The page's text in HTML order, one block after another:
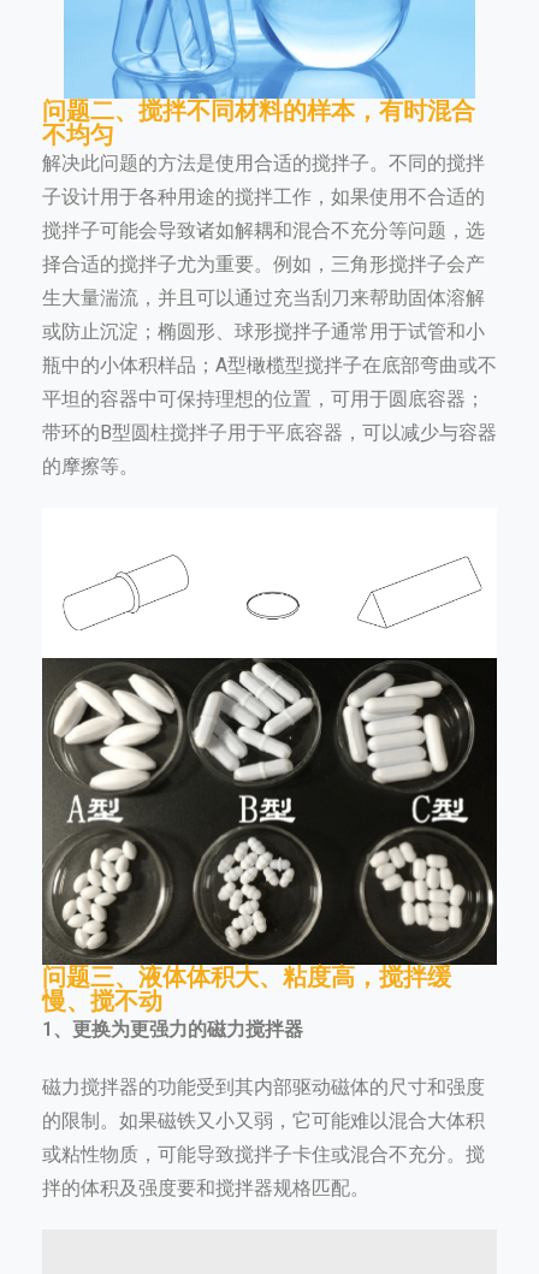
问题二、搅拌不同材料的样本，有时混合
不均匀
解决此问题的方法是使用合适的搅拌子。不同的搅拌
子设计用于各种用途的搅拌工作，如果使用不合适的
搅拌子可能会导致诸如解耦和混合不充分等问题，选
择合适的搅拌子尤为重要。例如，三角形搅拌子会产
生大量湍流，并且可以通过充当刮刀来帮助固体溶解
或防止沉淀；椭圆形、球形搅拌子通常用于试管和小
瓶中的小体积样品；A型橄榄型搅拌子在底部弯曲或不
平坦的容器中可保持理想的位置，可用于圆底容器；
带环的B型圆柱搅拌子用于平底容器，可以减少与容器
的摩擦等。
问题三、液体体积大、粘度高，搅拌缓
慢、搅不动
1、更换为更强力的磁力搅拌器
磁力搅拌器的功能受到其内部驱动磁体的尺寸和强度
的限制。如果磁铁又小又弱，它可能难以混合大体积
或粘性物质，可能导致搅拌子卡住或混合不充分。搅
拌的体积及强度要和搅拌器规格匹配。